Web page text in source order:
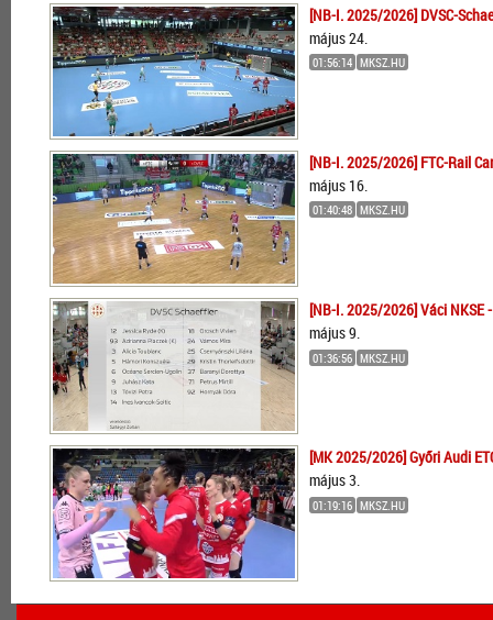
[NB-I. 2025/2026] DVSC-
május 24.
01:56:14 MKSZ.HU
[NB-I. 2025/2026] FTC-Rail
május 16.
01:40:48 MKSZ.HU
[NB-I. 2025/2026] Váci NKSE
május 9.
01:36:56 MKSZ.HU
[MK 2025/2026] Győri Audi
május 3.
01:19:16 MKSZ.HU